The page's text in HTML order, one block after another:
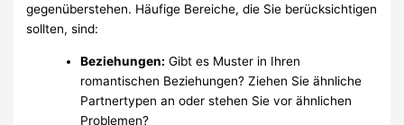
gegenüberstehen. Häufige Bereiche, die Sie berücksichtigen
sollten, sind:
Beziehungen: Gibt es Muster in Ihren
romantischen Beziehungen? Ziehen Sie ähnliche
Partnertypen an oder stehen Sie vor ähnlichen
Problemen?